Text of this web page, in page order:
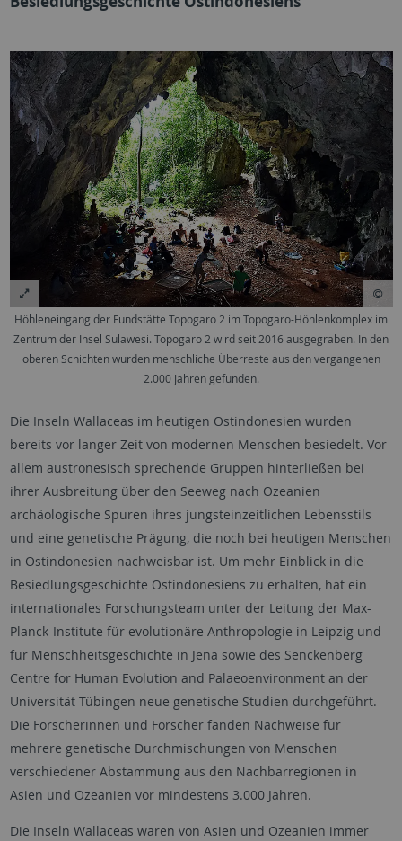
Höhleneingang der Fundstätte Topogaro 2 im Topogaro-Höhlenkomplex im
Zentrum der Insel Sulawesi. Topogaro 2 wird seit 2016 ausgegraben. In den
oberen Schichten wurden menschliche Überreste aus den vergangenen
2.000 Jahren gefunden.
Die Inseln Wallaceas im heutigen Ostindonesien wurden
bereits vor langer Zeit von modernen Menschen besiedelt. Vor
allem austronesisch sprechende Gruppen hinterließen bei
ihrer Ausbreitung über den Seeweg nach Ozeanien
archäologische Spuren ihres jungsteinzeitlichen Lebensstils
und eine genetische Prägung, die noch bei heutigen Menschen
in Ostindonesien nachweisbar ist. Um mehr Einblick in die
Besiedlungsgeschichte Ostindonesiens zu erhalten, hat ein
internationales Forschungsteam unter der Leitung der Max-
Planck-Institute für evolutionäre Anthropologie in Leipzig und
für Menschheitsgeschichte in Jena sowie des Senckenberg
Centre for Human Evolution and Palaeoenvironment an der
Universität Tübingen neue genetische Studien durchgeführt.
Die Forscherinnen und Forscher fanden Nachweise für
mehrere genetische Durchmischungen von Menschen
verschiedener Abstammung aus den Nachbarregionen in
Asien und Ozeanien vor mindestens 3.000 Jahren.
Die Inseln Wallaceas waren von Asien und Ozeanien immer